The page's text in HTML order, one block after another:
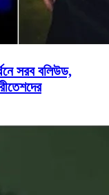
সরব বলিউড,